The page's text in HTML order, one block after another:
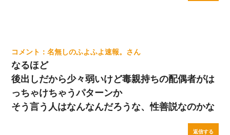
名無しのふよふよ速報。
なるほど
後出しだから少々弱いけど毒親持ちの配偶者がは
っちゃけちゃうパターンか
そう言う人はなんなんだろうな、性善説なのかな
返信する